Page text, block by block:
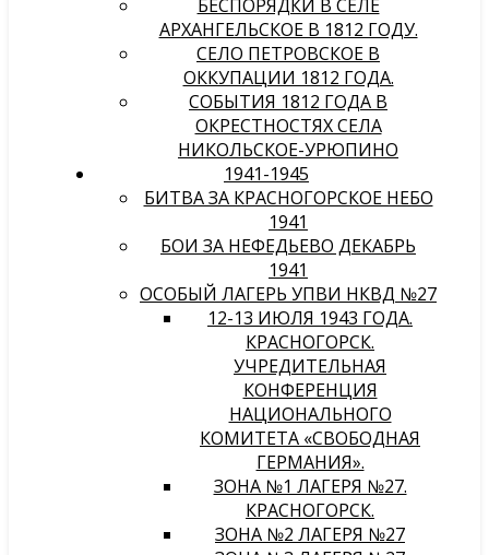
БЕСПОРЯДКИ В СЕЛЕ
АРХАНГЕЛЬСКОЕ В 1812 ГОДУ.
СЕЛО ПЕТРОВСКОЕ В
ОККУПАЦИИ 1812 ГОДА.
СОБЫТИЯ 1812 ГОДА В
ОКРЕСТНОСТЯХ СЕЛА
НИКОЛЬСКОЕ-УРЮПИНО
1941-1945
БИТВА ЗА КРАСНОГОРСКОЕ НЕБО
1941
БОИ ЗА НЕФЕДЬЕВО ДЕКАБРЬ
1941
ОСОБЫЙ ЛАГЕРЬ УПВИ НКВД №27
12-13 ИЮЛЯ 1943 ГОДА.
КРАСНОГОРСК.
УЧРЕДИТЕЛЬНАЯ
КОНФЕРЕНЦИЯ
НАЦИОНАЛЬНОГО
КОМИТЕТА «СВОБОДНАЯ
ГЕРМАНИЯ».
ЗОНА №1 ЛАГЕРЯ №27.
КРАСНОГОРСК.
ЗОНА №2 ЛАГЕРЯ №27